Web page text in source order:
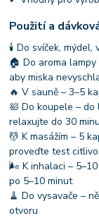
Použití a
🕯 Do svíček,
🏠 Do aroma
aby miska
🔥 V sauně – 3–5
🛀 Do koupele –
relaxujte do 30
💆 K masážím – 5
proveďte test
🌬 K inhalaci –
po 5–10 minut
🧹 Do vysavače –
otvoru